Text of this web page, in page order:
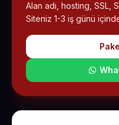
Alan adı, hosting, SSL,
Siteniz 1-3 iş günü